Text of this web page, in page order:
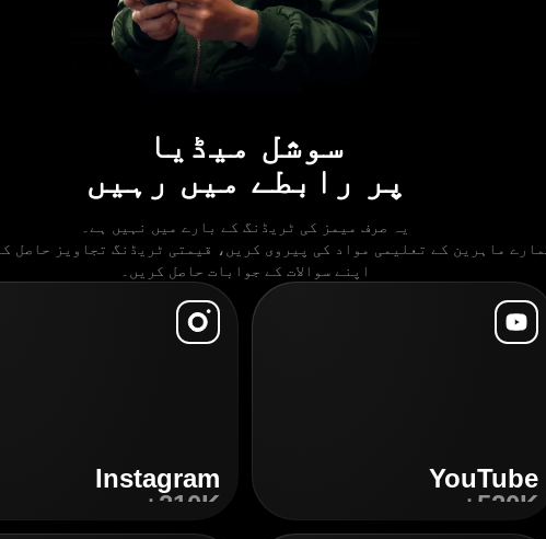
سوشل میڈیا
پر رابطے میں رہیں
یہ صرف میمز کی ٹریڈنگ کے بارے میں نہیں ہے۔
ہمارے ماہرین کے تعلیمی مواد کی پیروی کریں، قیمتی ٹریڈنگ تجاویز حاصل
اپنے سوالات کے جوابات حاصل کریں۔
YouTube
520K+
Instagram
210K+